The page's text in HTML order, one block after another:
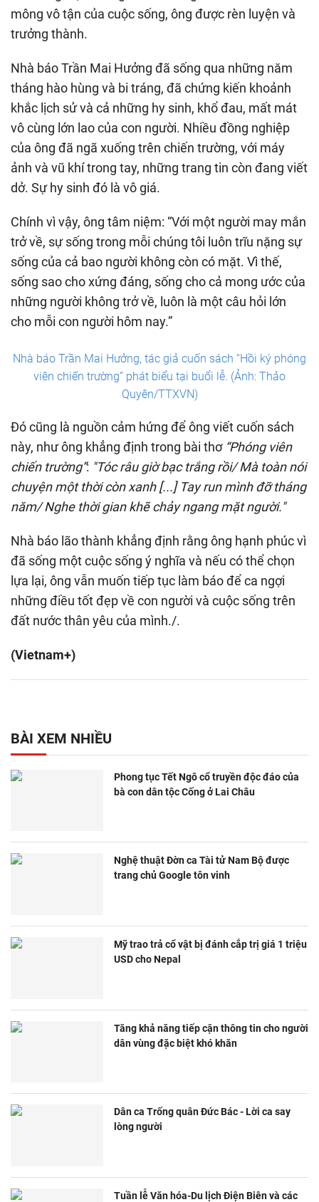
mông vô tận của cuộc sống, ông được rèn luyện và
trưởng thành.
Nhà báo Trần Mai Hưởng đã sống qua những năm
tháng hào hùng và bi tráng, đã chứng kiến khoảnh
khắc lịch sử và cả những hy sinh, khổ đau, mất mát
vô cùng lớn lao của con người. Nhiều đồng nghiệp
của ông đã ngã xuống trên chiến trường, với máy
ảnh và vũ khí trong tay, những trang tin còn đang viết
dở. Sự hy sinh đó là vô giá.
Chính vì vậy, ông tâm niệm: “Với một người may mắn
trở về, sự sống trong mỗi chúng tôi luôn trĩu nặng sự
sống của cả bao người không còn có mặt. Vì thế,
sống sao cho xứng đáng, sống cho cả mong ước của
những người không trở về, luôn là một câu hỏi lớn
cho mỗi con người hôm nay.”
Nhà báo Trần Mai Hưởng, tác giả cuốn sách “Hồi ký phóng
viên chiến trường” phát biểu tại buổi lễ. (Ảnh: Thảo
Quyên/TTXVN)
Đó cũng là nguồn cảm hứng để ông viết cuốn sách
này, như ông khẳng định trong bài thơ “Phóng viên
chiến trường”: "Tóc râu giờ bạc trắng rồi/ Mà toàn nói
chuyện một thời còn xanh [...] Tay run mình đỡ tháng
năm/ Nghe thời gian khẽ chảy ngang mặt người."
Nhà báo lão thành khẳng định rằng ông hạnh phúc vì
đã sống một cuộc sống ý nghĩa và nếu có thể chọn
lựa lại, ông vẫn muốn tiếp tục làm báo để ca ngợi
những điều tốt đẹp về con người và cuộc sống trên
đất nước thân yêu của mình./.
(Vietnam+)
BÀI XEM NHIỀU
Phong tục Tết Ngô cổ truyền độc đáo của
bà con dân tộc Cống ở Lai Châu
Nghệ thuật Đờn ca Tài tử Nam Bộ được
trang chủ Google tôn vinh
Mỹ trao trả cổ vật bị đánh cắp trị giá 1 triệu
USD cho Nepal
Tăng khả năng tiếp cận thông tin cho người
dân vùng đặc biệt khó khăn
Dân ca Trống quân Đức Bác - Lời ca say
lòng người
Tuần lễ Văn hóa-Du lịch Điện Biên và các